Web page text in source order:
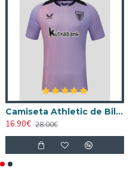
Camiseta Athletic de Bilbao 2024/2025 Alternativo
16.90€ 28.00€